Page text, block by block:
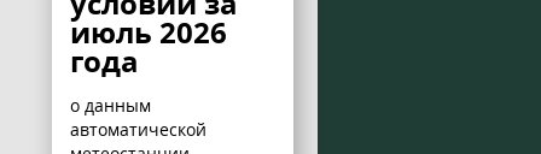
июль 2026
года
о данным
автоматической